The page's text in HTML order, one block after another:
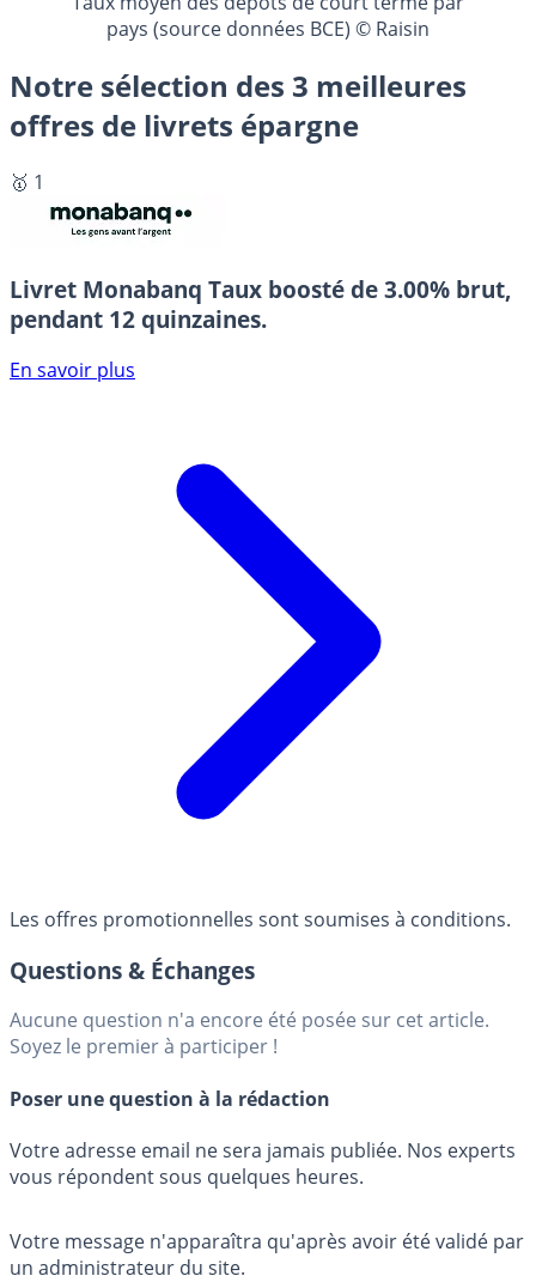
pays (source données BCE) © Raisin
Notre sélection des 3 meilleures
offres de livrets épargne
🥇 1
Livret Monabanq Taux boosté de 3.00% brut,
pendant 12 quinzaines.
En savoir plus
Les offres promotionnelles sont soumises à conditions.
Questions & Échanges
Aucune question n'a encore été posée sur cet article.
Soyez le premier à participer !
Poser une question à la rédaction
Votre adresse email ne sera jamais publiée. Nos experts
vous répondent sous quelques heures.
Votre message n'apparaîtra qu'après avoir été validé par
un administrateur du site.